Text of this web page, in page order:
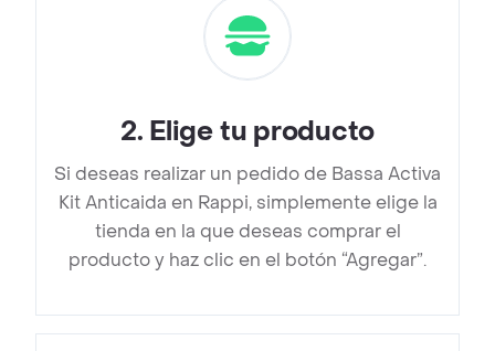
2. Elige tu producto
Si deseas realizar un pedido de Bassa Activa
Kit Anticaida en Rappi, simplemente elige la
tienda en la que deseas comprar el
producto y haz clic en el botón “Agregar”.